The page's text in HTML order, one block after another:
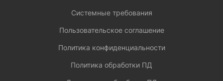
Системные требования
Пользовательское соглашение
Политика конфиденциальности
Политика обработки ПД